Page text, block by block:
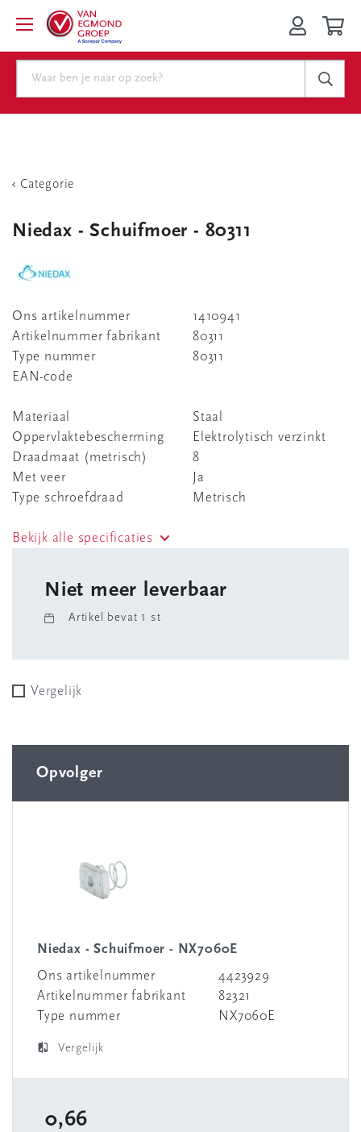
Categorie
Niedax - Schuifmoer - 80311
Ons artikelnummer
1410941
Artikelnummer fabrikant
80311
Type nummer
80311
EAN-code
Materiaal
Staal
Oppervlaktebescherming
Elektrolytisch verzinkt
Draadmaat (metrisch)
8
Met veer
Ja
Type schroefdraad
Metrisch
Bekijk alle specificaties
Niet meer leverbaar
Artikel bevat 1 st
Vergelijk
Opvolger
Niedax - Schuifmoer - NX7060E
Ons artikelnummer
4423929
Artikelnummer fabrikant
82321
Type nummer
NX7060E
Vergelijk
0,66